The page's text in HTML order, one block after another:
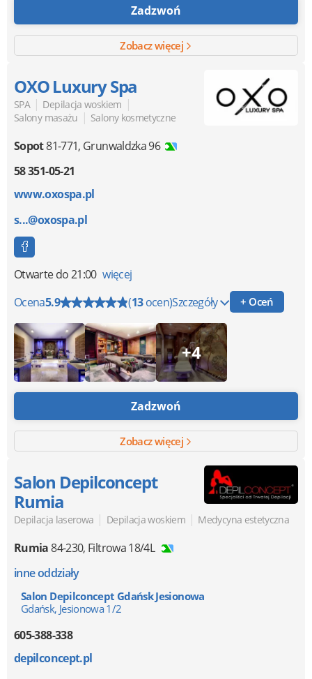
Zadzwoń
Zobacz więcej
OXO Luxury Spa
SPA | Depilacja woskiem |
Salony masażu | Salony kosmetyczne
Sopot81-771, Grunwaldzka 96
58 351-05-21
www.oxospa.pl
s...@oxospa.pl
Otwartedo 21:00 więcej
Ocena5.9 (13ocen)Szczegóły + Oceń
+4
Zadzwoń
Zobacz więcej
Salon Depilconcept
Rumia
Depilacja laserowa | Depilacja woskiem | Medycyna estetyczna
Rumia84-230, Filtrowa 18/4L
inne oddziały
Salon Depilconcept Gdańsk Jesionowa
Gdańsk, Jesionowa 1/2
605-388-338
depilconcept.pl